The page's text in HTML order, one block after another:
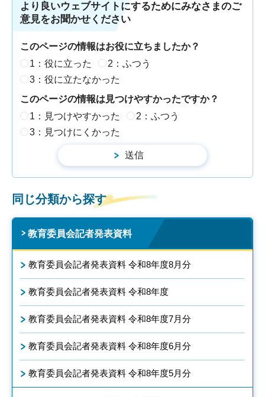
より良いウェブサイトにするためにみなさまのご
意見をお聞かせください
このページの情報はお役に立ちましたか？
1：役に立った
2：ふつう
3：役に立たなかった
このページの情報は見つけやすかったですか？
1：見つけやすかった
2：ふつう
3：見つけにくかった
同じ分類から探す
教育委員会記者発表資料
教育委員会記者発表資料 令和8年度8月分
教育委員会記者発表資料 令和8年度
教育委員会記者発表資料 令和8年度7月分
教育委員会記者発表資料 令和8年度6月分
教育委員会記者発表資料 令和8年度5月分